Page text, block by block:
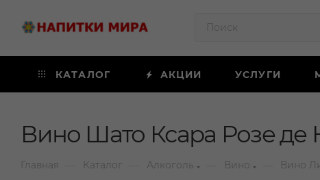
КАТАЛОГ АКЦИИ УСЛУГИ
Вино Шато Ксара Розе де
Главная Каталог Алкоголь Вино Вино